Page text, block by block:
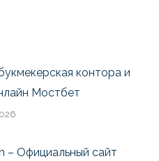
контора и
Мостбет
– Официальный сайт